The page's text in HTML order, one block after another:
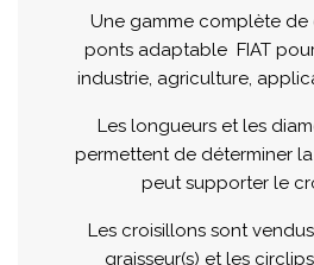
Une gamme complète de
ponts adaptable FIAT
industrie, agriculture,
Les longueurs et les
permettent de déterminer
peut supporter le
Les croisillons sont
graisseur(s) et les